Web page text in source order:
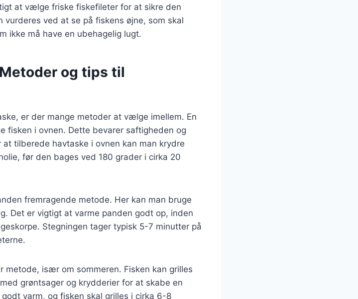
at vælge friske fiskefileter for at sikre den
ved at se på fiskens øjne, som skal
ikke må have en ubehagelig lugt.
og tips til
er der mange metoder at vælge imellem. En
fisken i ovnen. Dette bevarer saftigheden og
tilberede havtaske i ovnen kan man krydre
før den bages ved 180 grader i cirka 20
fremragende metode. Her kan man bruge
Det er vigtigt at varme panden godt op, inden
Stegningen tager typisk 5-7 minutter på
metode, især om sommeren. Fisken kan grilles
grøntsager og krydderier for at skabe en
varm, og fisken skal grilles i cirka 6-8